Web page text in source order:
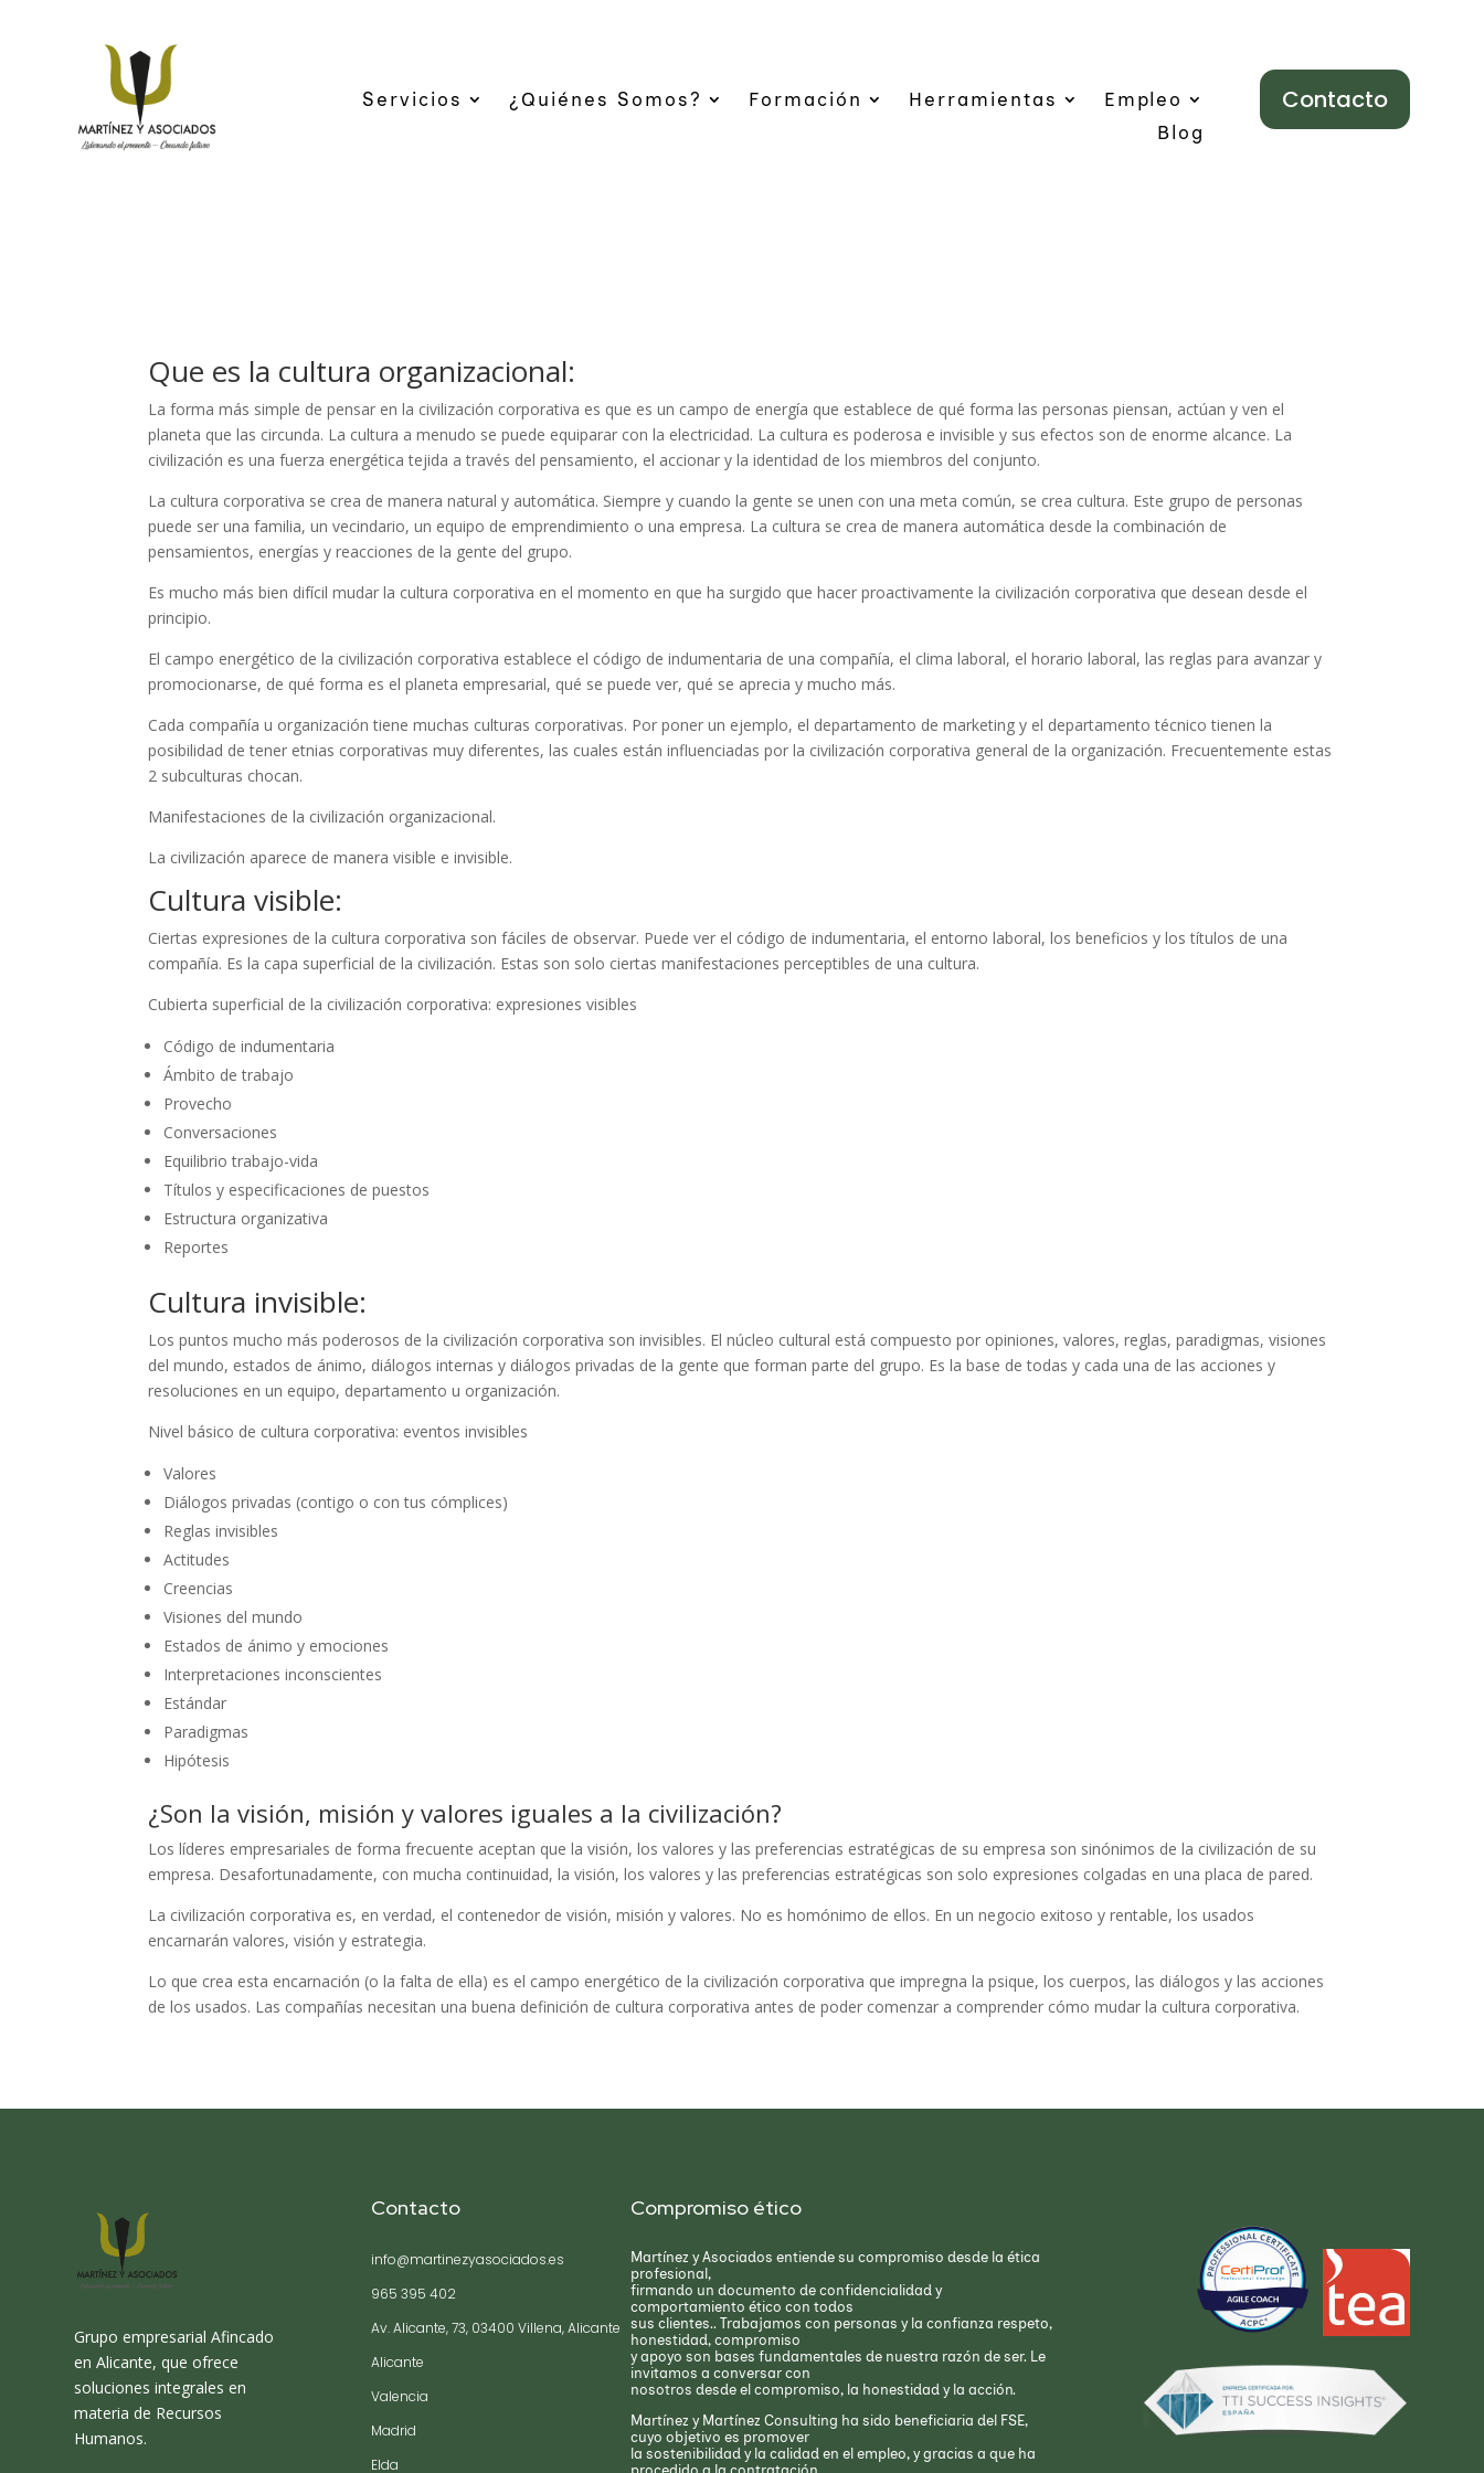
Servicios ¿Quiénes Somos? Formación Herramientas
Empleo
Blog
Contacto
Que es la cultura organizacional:
La forma más simple de pensar en la civilización corporativa es que es un campo de energía que establece de qué forma las personas piensan, actúan y ven el
planeta que las circunda. La cultura a menudo se puede equiparar con la electricidad. La cultura es poderosa e invisible y sus efectos son de enorme alcance. La
civilización es una fuerza energética tejida a través del pensamiento, el accionar y la identidad de los miembros del conjunto.
La cultura corporativa se crea de manera natural y automática. Siempre y cuando la gente se unen con una meta común, se crea cultura. Este grupo de personas
puede ser una familia, un vecindario, un equipo de emprendimiento o una empresa. La cultura se crea de manera automática desde la combinación de
pensamientos, energías y reacciones de la gente del grupo.
Es mucho más bien difícil mudar la cultura corporativa en el momento en que ha surgido que hacer proactivamente la civilización corporativa que desean desde el
principio.
El campo energético de la civilización corporativa establece el código de indumentaria de una compañía, el clima laboral, el horario laboral, las reglas para avanzar y
promocionarse, de qué forma es el planeta empresarial, qué se puede ver, qué se aprecia y mucho más.
Cada compañía u organización tiene muchas culturas corporativas. Por poner un ejemplo, el departamento de marketing y el departamento técnico tienen la
posibilidad de tener etnias corporativas muy diferentes, las cuales están influenciadas por la civilización corporativa general de la organización. Frecuentemente estas
2 subculturas chocan.
Manifestaciones de la civilización organizacional.
La civilización aparece de manera visible e invisible.
Cultura visible:
Ciertas expresiones de la cultura corporativa son fáciles de observar. Puede ver el código de indumentaria, el entorno laboral, los beneficios y los títulos de una
compañía. Es la capa superficial de la civilización. Estas son solo ciertas manifestaciones perceptibles de una cultura.
Cubierta superficial de la civilización corporativa: expresiones visibles
Código de indumentaria
Ámbito de trabajo
Provecho
Conversaciones
Equilibrio trabajo-vida
Títulos y especificaciones de puestos
Estructura organizativa
Reportes
Cultura invisible:
Los puntos mucho más poderosos de la civilización corporativa son invisibles. El núcleo cultural está compuesto por opiniones, valores, reglas, paradigmas, visiones
del mundo, estados de ánimo, diálogos internas y diálogos privadas de la gente que forman parte del grupo. Es la base de todas y cada una de las acciones y
resoluciones en un equipo, departamento u organización.
Nivel básico de cultura corporativa: eventos invisibles
Valores
Diálogos privadas (contigo o con tus cómplices)
Reglas invisibles
Actitudes
Creencias
Visiones del mundo
Estados de ánimo y emociones
Interpretaciones inconscientes
Estándar
Paradigmas
Hipótesis
¿Son la visión, misión y valores iguales a la civilización?
Los líderes empresariales de forma frecuente aceptan que la visión, los valores y las preferencias estratégicas de su empresa son sinónimos de la civilización de su
empresa. Desafortunadamente, con mucha continuidad, la visión, los valores y las preferencias estratégicas son solo expresiones colgadas en una placa de pared.
La civilización corporativa es, en verdad, el contenedor de visión, misión y valores. No es homónimo de ellos. En un negocio exitoso y rentable, los usados
encarnarán valores, visión y estrategia.
Lo que crea esta encarnación (o la falta de ella) es el campo energético de la civilización corporativa que impregna la psique, los cuerpos, las diálogos y las acciones
de los usados. Las compañías necesitan una buena definición de cultura corporativa antes de poder comenzar a comprender cómo mudar la cultura corporativa.
Grupo empresarial Afincado
en Alicante, que ofrece
soluciones integrales en
materia de Recursos
Humanos.
Contacto
info@martinezyasociados.es
965 395 402
Av. Alicante, 73, 03400 Villena, Alicante
Alicante
Valencia
Madrid
Elda
Compromiso ético
Martínez y Asociados entiende su compromiso desde la ética
profesional,
firmando un documento de confidencialidad y
comportamiento ético con todos
sus clientes.. Trabajamos con personas y la confianza respeto,
honestidad, compromiso
y apoyo son bases fundamentales de nuestra razón de ser. Le
invitamos a conversar con
nosotros desde el compromiso, la honestidad y la acción.
Martínez y Martínez Consulting ha sido beneficiaria del FSE,
cuyo objetivo es promover
la sostenibilidad y la calidad en el empleo, y gracias a que ha